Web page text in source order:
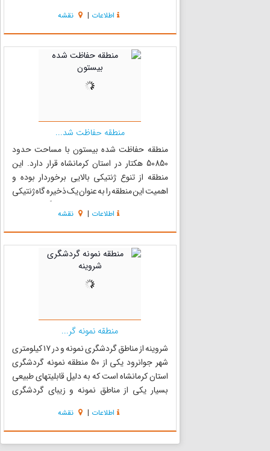
تشکیل می‌دهد. شاخة اصلی غار، با دهانه کوچ...
اطلاعات | نقشه
منطقه حفاظت شد...
منطقه حفاظت شده بیستون با مساحت حدود
50850 هکتار در استان کرمانشاه قرار دارد. این
منطقه از تنوع ژنتیکی بالایی برخوردار بوده و
اهمیت این منطقه را به عنوان یک ذخیره گاه ژنتیکی
مشخص میکند. بیشترین میزان بارندگی در فصول
بهار تا پاییز انجام شده و تابستان خشک در منطقه
حاکم می‌باشد. گونه‌...
اطلاعات | نقشه
منطقه نمونه گر...
شروینه از مناطق گردشگری نمونه و در ۱۷ کیلومتری
شهر جوانرود یکی از 50 منطقه نمونه گردشگری
استان کرمانشاه است که به دلیل قابلیتهای طبیعی
بسیار یکی از مناطق نمونه و زیبای گردشگری
واقع شدن شروینه در مسیر رودخانه‌های اصلی
شهرستان مثل (آب سفید برگ)...
اطلاعات | نقشه